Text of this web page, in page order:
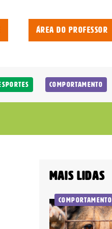
ÁREA DO PROFESSOR
Comportamento
Mais lidas
Comportamento